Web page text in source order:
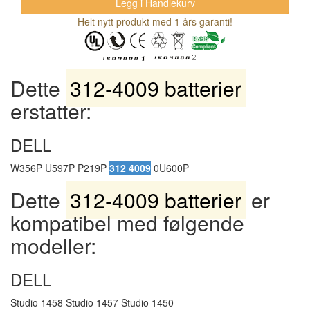
Helt nytt produkt med 1 års garanti!
Dette 312-4009 batterier
erstatter:
DELL
W356P U597P P219P 312 4009 0U600P
Dette 312-4009 batterier er
kompatibel med følgende
modeller:
DELL
Studio 1458 Studio 1457 Studio 1450